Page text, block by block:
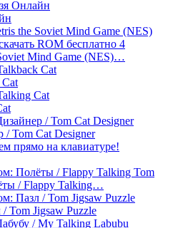
Mind Game (NES)…
Tom Cat Designer
/ Flappy Talking…
Tom Jigsaw Puzzle